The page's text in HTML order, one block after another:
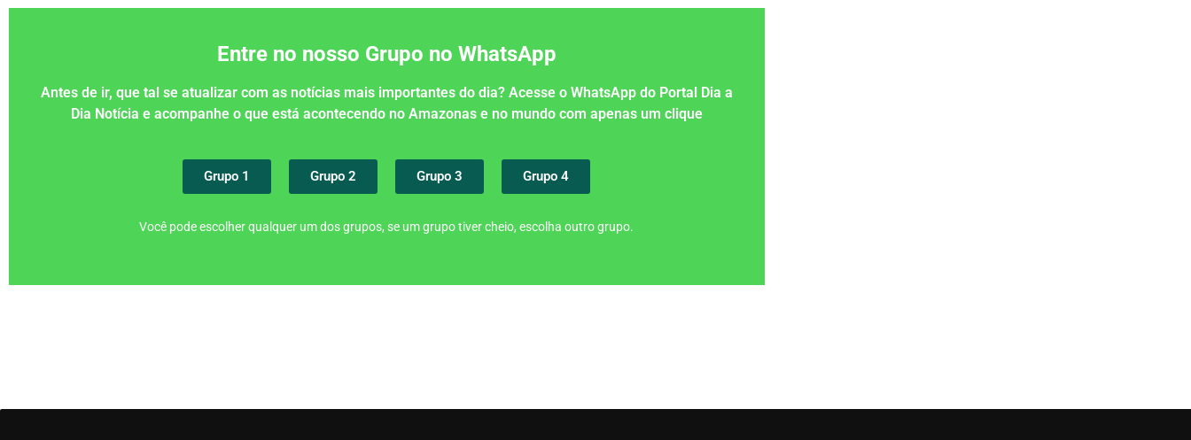
Entre no nosso Grupo no WhatsApp
Antes de ir, que tal se atualizar com as notícias mais importantes do dia? Acesse o WhatsApp do Portal Dia a
Dia Notícia e acompanhe o que está acontecendo no Amazonas e no mundo com apenas um clique
Grupo 1 Grupo 2 Grupo 3 Grupo 4
Você pode escolher qualquer um dos grupos, se um grupo tiver cheio, escolha outro grupo.